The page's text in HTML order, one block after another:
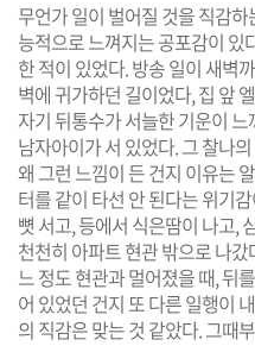
무언가 일이 벌어질 것을 직감
능적으로 느껴지는 공포감이 있
한 적이 있었다. 방송 일이 새벽
벽에 귀가하던 길이었다, 집 앞
자기 뒤통수가 서늘한 기운이
남자아이가 서 있었다. 그 찰나
왜 그런 느낌이 든 건지 이유는
터를 같이 타선 안 된다는 위기
뼛 서고, 등에서 식은땀이 나고,
천천히 아파트 현관 밖으로 나갔
느 정도 현관과 멀어졌을 때, 뒤
어 있었던 건지 또 다른 일행이
의 직감은 맞는 것 같았다. 그때